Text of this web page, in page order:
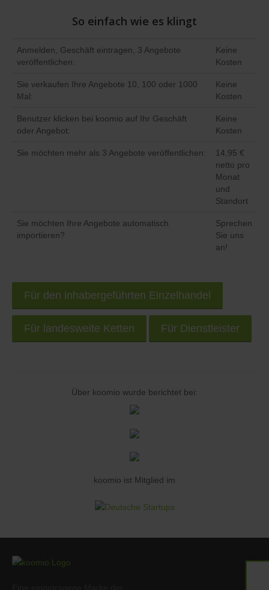
So einfach wie es klingt
Anmelden, Geschäft eintragen, 3 Angebote
veröffentlichen:
Keine
Kosten
Sie verkaufen Ihre Angebote 10, 100 oder 1000
Mal:
Keine
Kosten
Benutzer klicken bei koomio auf Ihr Geschäft
oder Angebot:
Keine
Kosten
Sie möchten mehr als 3 Angebote veröffentlichen:
14,95 €
netto pro
Monat
und
Standort
Sie möchten Ihre Angebote automatisch
importieren?
Sprechen
Sie uns
an!
Für den inhabergeführten Einzelhandel
Für landesweite Ketten Für Dienstleister
Über koomio wurde berichtet bei:
koomio ist Mitglied im